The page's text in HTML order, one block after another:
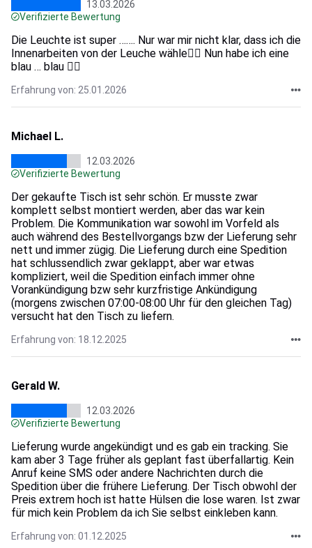
13.03.2026
Verifizierte Bewertung
Die Leuchte ist super ……. Nur war mir nicht klar, dass ich die
Innenarbeiten von der Leuche wähle🤷‍♀️ Nun habe ich eine
blau … blau 🤷‍♀️
Erfahrung von: 25.01.2026
Michael L.
12.03.2026
Verifizierte Bewertung
Der gekaufte Tisch ist sehr schön. Er musste zwar
komplett selbst montiert werden, aber das war kein
Problem. Die Kommunikation war sowohl im Vorfeld als
auch während des Bestellvorgangs bzw der Lieferung sehr
nett und immer zügig. Die Lieferung durch eine Spedition
hat schlussendlich zwar geklappt, aber war etwas
kompliziert, weil die Spedition einfach immer ohne
Vorankündigung bzw sehr kurzfristige Ankündigung
(morgens zwischen 07:00-08:00 Uhr für den gleichen Tag)
versucht hat den Tisch zu liefern.
Erfahrung von: 18.12.2025
Gerald W.
12.03.2026
Verifizierte Bewertung
Lieferung wurde angekündigt und es gab ein tracking. Sie
kam aber 3 Tage früher als geplant fast überfallartig. Kein
Anruf keine SMS oder andere Nachrichten durch die
Spedition über die frühere Lieferung. Der Tisch obwohl der
Preis extrem hoch ist hatte Hülsen die lose waren. Ist zwar
für mich kein Problem da ich Sie selbst einkleben kann.
Erfahrung von: 01.12.2025